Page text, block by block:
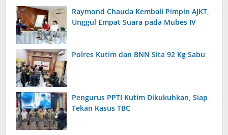
Raymond Chauda Kembali Pimpin AJKT,
Unggul Empat Suara pada Mubes IV
Polres Kutim dan BNN Sita 92 Kg Sabu
Pengurus PPTI Kutim Dikukuhkan, Siap
Tekan Kasus TBC